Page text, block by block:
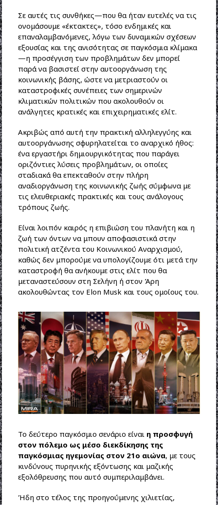
Σε αυτές τις συνθήκες—που θα ήταν ευτελές να τις
ονομάσουμε «έκτακτες», τόσο ενδημικές και
επαναλαμβανόμενες, λόγω των δυναμικών σχέσεων
εξουσίας και της ανισότητας σε παγκόσμια κλίμακα
—η προσέγγιση των προβλημάτων δεν μπορεί
παρά να βασιστεί στην αυτοοργάνωση της
κοινωνικής βάσης, ώστε να μετριαστούν οι
καταστροφικές συνέπειες των σημερινών
κλιματικών πολιτικών που ακολουθούν οι
ανάλγητες κρατικές και επιχειρηματικές ελίτ.
Ακριβώς από αυτή την πρακτική αλληλεγγύης και
αυτοοργάνωσης σφυρηλατείται το αναρχικό ήθος:
ένα εργαστήρι δημιουργικότητας που παράγει
οριζόντιες λύσεις προβλημάτων, οι οποίες
σταδιακά θα επεκταθούν στην πλήρη
αναδιοργάνωση της κοινωνικής ζωής σύμφωνα με
τις ελευθεριακές πρακτικές και τους ανάλογους
τρόπους ζωής.
Είναι λοιπόν καιρός η επιβιώση του πλανήτη και η
ζωή των όντων να μπουν αποφασιστικά στην
πολιτική ατζέντα του Κοινωνικού Αναρχισμού,
καθώς δεν μπορούμε να υπολογίζουμε ότι μετά την
καταστροφή θα ανήκουμε στις ελίτ που θα
μεταναστεύσουν στη Σελήνη ή στον Άρη
ακολουθώντας τον Elon Musk και τους ομοίους του.
Το δεύτερο παγκόσμιο σενάριο είναι η προσφυγή
στον πόλεμο ως μέσο διεκδίκησης της
παγκόσμιας ηγεμονίας στον 21ο αιώνα, με τους
κινδύνους πυρηνικής εξόντωσης και μαζικής
εξολόθρευσης που αυτό συμπεριλαμβάνει.
Ήδη στο τέλος της προηγούμενης χιλιετίας,